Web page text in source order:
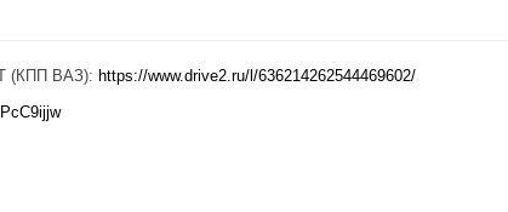
(КПП ВАЗ): https://www.drive2.ru/l/636214262544469602/